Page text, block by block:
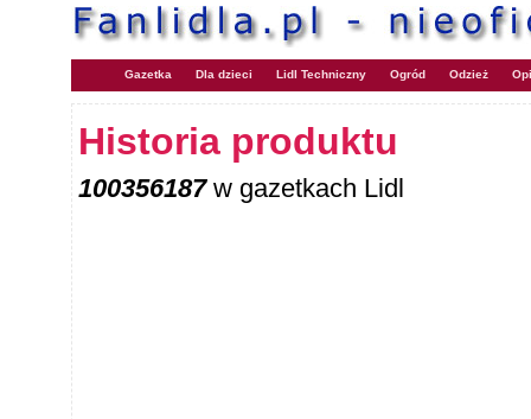
Gazetka Dla dzieci Lidl Techniczny Ogród Odzież
Historia produktu
100356187w gazetkach Lidl